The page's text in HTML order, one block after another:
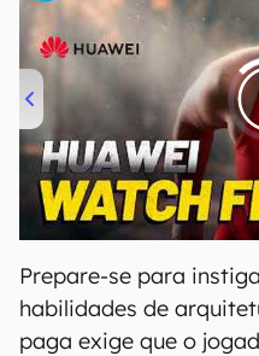
00:00/04:51
Prepare-se para
habilidades de
paga exige que o